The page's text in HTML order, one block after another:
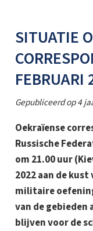
SITUATIE
FEBRUARI
Gepubliceerd op4
Oekraïense
Russische
om 21.00 uur
2022 aan de
militaire
van de gebieden
blijven voor de